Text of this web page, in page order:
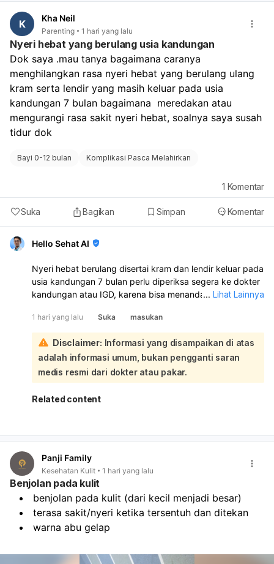
K Kha Neil
Parenting 1 hari yang lalu
Nyeri hebat yang berulang usia kandungan
Dok saya .mau tanya bagaimana caranya
menghilangkan rasa nyeri hebat yang berulang ulang
kram serta lendir yang masih keluar pada usia
kandungan 7 bulan bagaimana  meredakan atau
mengurangi rasa sakit nyeri hebat, soalnya saya susah
tidur dok
Bayi 0-12 bulan Komplikasi Pasca Melahirkan
Suka Bagikan Simpan Komentar
1 Komentar
Hello Sehat AI
Nyeri hebat berulang disertai kram dan lendir keluar pada
usia kandungan 7 bulan perlu diperiksa segera ke dokter
kandungan atau IGD, karena bisa menandakan kontraksi
kalau nyerinya makin sering, teratur, atau disertai keluar
cairan/pendarahan. Untuk sementara, Anda bisa coba
istirahat miring ke kiri, atur napas pelan, minum air cukup,
dan hindari aktivitas berat. Kompres hangat ringan di
punggung juga bisa membantu, tetapi jangan minum obat
nyeri sembarangan tanpa anjuran dokter. Jika ada
perdarahan, air ketuban merembes, gerak janin
... Lihat Lainnya
1 hari yang lalu Suka masukan
Disclaimer: Informasi yang disampaikan di atas
adalah informasi umum, bukan pengganti saran
medis resmi dari dokter atau pakar.
Related content
Panji Family
Kesehatan Kulit 1 hari yang lalu
Benjolan pada kulit
benjolan pada kulit (dari kecil menjadi besar)
terasa sakit/nyeri ketika tersentuh dan ditekan
warna abu gelap